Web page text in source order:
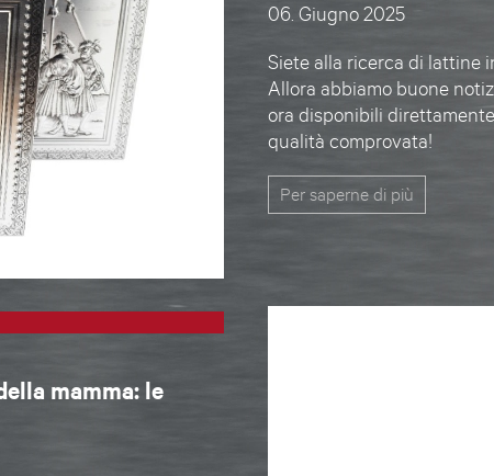
06. Giugno 2025
Siete alla ricerca di lattine
Allora abbiamo buone
ora disponibili
qualità comprovata!
Per saperne di più
mamma: le